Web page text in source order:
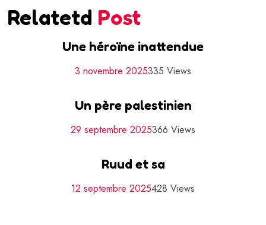
Relatetd Post
Une héroïne inattendue
3 novembre 2025335 Views
Un père palestinien
29 septembre 2025366 Views
Ruud et sa
12 septembre 2025428 Views